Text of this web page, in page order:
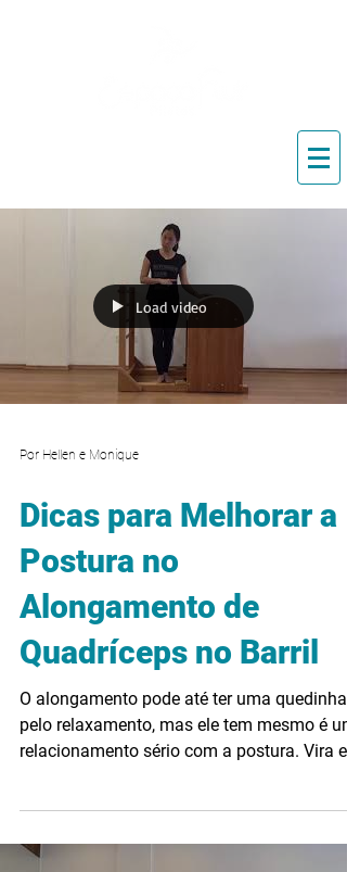
Load video
Por Hellen e Monique
Dicas para Melhorar a
Postura no
Alongamento de
Quadríceps no Barril
O alongamento pode até ter uma quedinha
pelo relaxamento, mas ele tem mesmo é um
relacionamento sério com a postura. Vira e